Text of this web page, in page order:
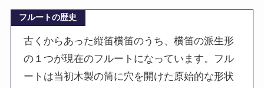
フルートの歴史
古くからあった縦笛横笛のうち、横笛の派生形
の１つが現在のフルートになっています。フル
ートは当初木製の筒に穴を開けた原始的な形状